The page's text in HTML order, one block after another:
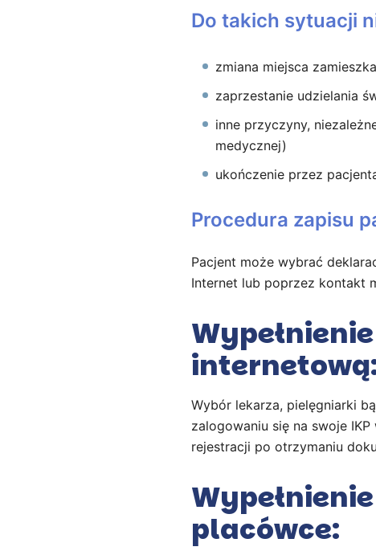
Do takich sytuacji
zmiana miejsca
zaprzestanie udzielania
inne przyczyny,
medycznej)
ukończenie przez
Procedura zapisu
Pacjent może wybrać
Internet lub poprzez kontakt
Wybór lekarza, pielęgniarki
zalogowaniu się na swoje
rejestracji po otrzymaniu
placówce: